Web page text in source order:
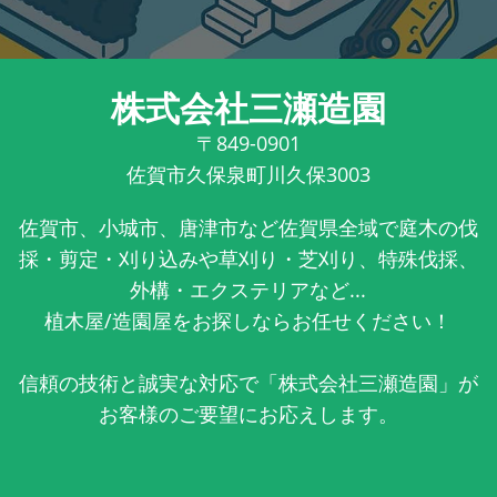
株式会社三瀬造園
〒849-0901
佐賀市久保泉町川久保3003
佐賀市、小城市、唐津市など佐賀県全域で庭木の伐
採・剪定・刈り込みや草刈り・芝刈り、特殊伐採、
外構・エクステリアなど...
植木屋/造園屋をお探しならお任せください！
信頼の技術と誠実な対応で「株式会社三瀬造園」が
お客様のご要望にお応えします。